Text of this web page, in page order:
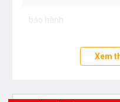
bảo hành
Xem